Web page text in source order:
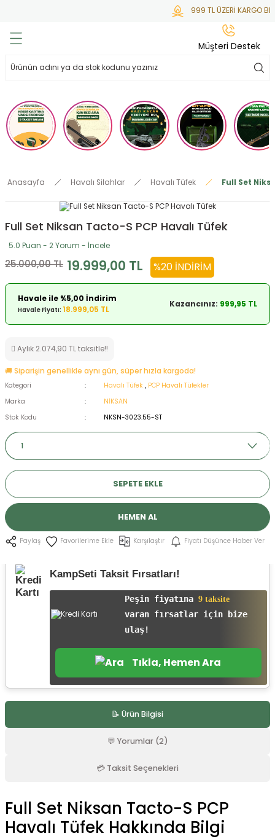
999 TL ÜZERİ KARGO
Mermisi
Tabure
Anasayfa Havalı Silahlar Havalı Tüfek Full Set
Full Set Niksan Tacto-S PCP Havalı Tüfek
5.0 Puan - 2 Yorum - İncele
25.000,00 TL 19.999,00 TL %20 İNDIRIM
Havale ile %5,00 İndirim
Havale Fiyatı: 18.999,05 TL
Kazancınız: 999,95 TL
Aylık 2.074,90 TL taksitle!!
🚚 Siparişin genellikle aynı gün, süper hızla kargoda!
Kategori Havalı Tüfek , PCP Havalı Tüfekler
Marka
NİKSAN
Stok Kodu
NKSN-3023.55-ST
SEPETE EKLE
HEMEN AL
Paylaş Karşılaştır Fiyatı Düşünce Haber Ver
KampSeti Taksit Fırsatları!
Peşin fiyatına 9 taksite
varan fırsatlar için bize
ulaş!
Tıkla, Hemen Ara
📝 Ürün Bilgisi
💬 Yorumlar (2)
💳 Taksit Seçenekleri
Full Set Niksan Tacto-S PCP
Havalı Tüfek Hakkında Bilgi